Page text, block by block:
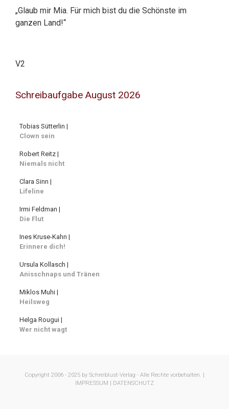
„Glaub mir Mia. Für mich bist du die Schönste im
ganzen Land!“
V2
Schreibaufgabe August 2026
Tobias Sütterlin |
Clown sein
Robert Reitz |
Niemals nicht
Clara Sinn |
Lifeline
Irmi Feldman |
Die Flut
Ines Kruse-Kahn |
Erinnere dich!
Ursula Kollasch |
Anisschnaps und Tränen
Miklos Muhi |
Heilsweg
Helga Rougui |
Wer nicht wagt
Copyright 2006 - 2025 by Schreiblust-Verlag - Alle Rechte vorbehalten. |
IMPRESSUM |
DATENSCHUTZ